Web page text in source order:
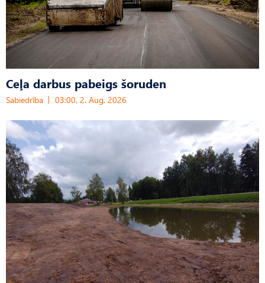
Ceļa darbus pabeigs šoruden
Sabiedrība 03:00, 2. Aug, 2026